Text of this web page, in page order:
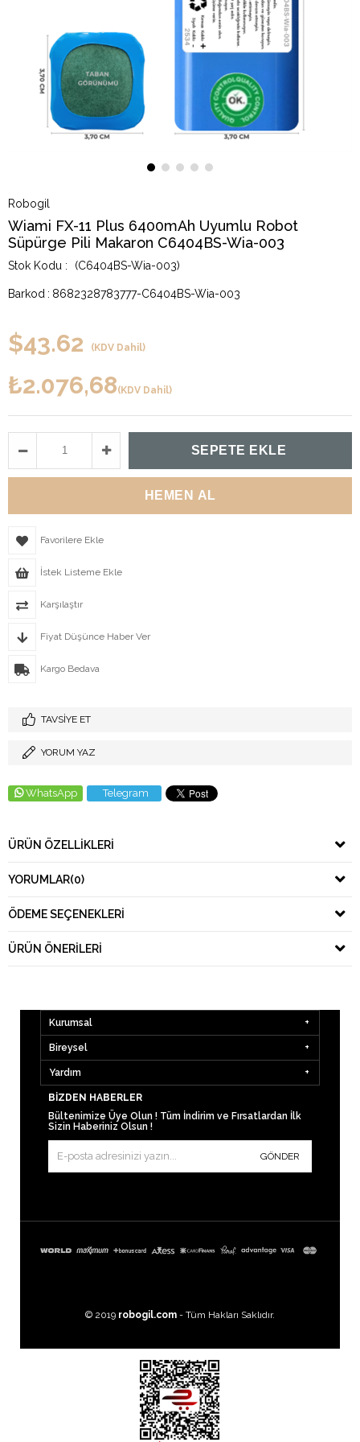
Robogil
Wiami FX-11 Plus 6400mAh Uyumlu Robot
Süpürge Pili Makaron C6404BS-Wia-003
(C6404BS-Wia-003)
Barkod : 8682328783777-C6404BS-Wia-003
$43.62 (KDV Dahil)
₺2.076,68(KDV Dahil)
Favorilere Ekle
İstek Listeme Ekle
Karşılaştır
Fiyat Düşünce Haber Ver
Kargo Bedava
TAVSIYE ET
YORUM YAZ
WhatsApp Telegram
ÜRÜN ÖZELLIKLERI
YORUMLAR(0)
ÖDEME SEÇENEKLERI
ÜRÜN ÖNERILERI
Kurumsal
Bireysel
Yardım
BIZDEN HABERLER
Bültenimize Üye Olun ! Tüm İndirim ve Fırsatlardan İlk
Sizin Haberiniz Olsun !
GÖNDER
© 2019 robogil.com - Tüm Hakları Saklıdır.